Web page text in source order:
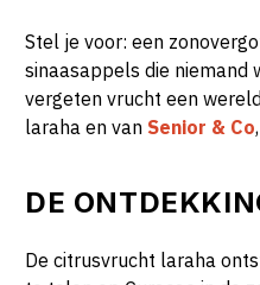
Stel je voor: een
sinaasappels die niemand
vergeten vrucht een
laraha en van Senior & Co
DE
De citrusvrucht laraha